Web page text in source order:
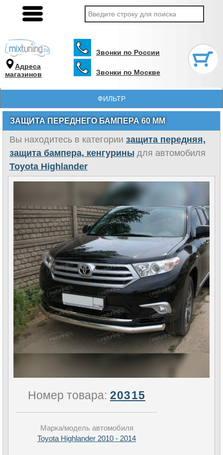
Адреса
магазинов
Звонки по России
Звонки по Москве
ФИЛЬТР
ЗАЩИТА ПЕРЕДНЕГО БАМПЕРА 60 ММ
Вы находитесь в категории защита передняя,
защита бампера, кенгурины для автомобиля
Toyota Highlander
Номер товара: 20315
Марка/модель автомобиля
Toyota Highlander 2010 - 2014